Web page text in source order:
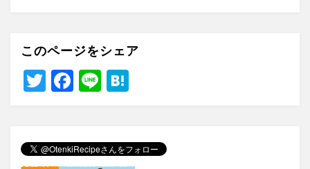
このページをシェア
T
er
F
e
Li
n